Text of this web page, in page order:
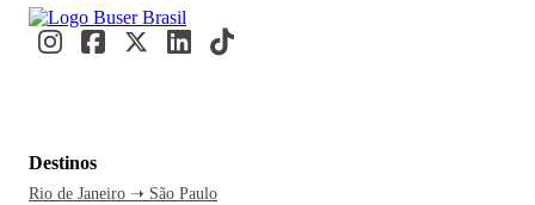
Destinos
Rio de Janeiro ➝ São Paulo